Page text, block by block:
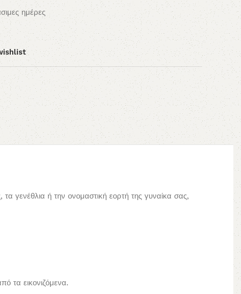
ημέρες
γενέθλια ή την ονομαστική εορτή της γυναίκα σας,
τα εικονιζόμενα.